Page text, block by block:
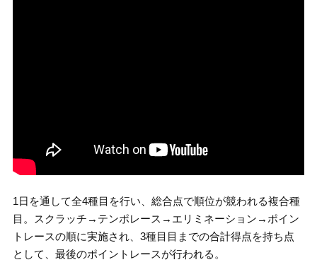
1日を通して全4種目を行い、総合点で順位が競われる複合種
目。スクラッチ→テンポレース→エリミネーション→ポイン
トレースの順に実施され、3種目目までの合計得点を持ち点
として、最後のポイントレースが行われる。